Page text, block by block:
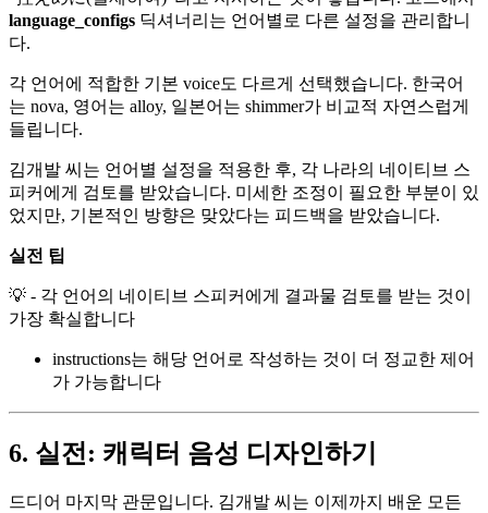
language_configs 딕셔너리는 언어별로 다른 설정을 관리합니
다.
각 언어에 적합한 기본 voice도 다르게 선택했습니다. 한국어
는 nova, 영어는 alloy, 일본어는 shimmer가 비교적 자연스럽게
들립니다.
김개발 씨는 언어별 설정을 적용한 후, 각 나라의 네이티브 스
피커에게 검토를 받았습니다. 미세한 조정이 필요한 부분이 있
었지만, 기본적인 방향은 맞았다는 피드백을 받았습니다.
실전 팁
💡 - 각 언어의 네이티브 스피커에게 결과물 검토를 받는 것이
가장 확실합니다
instructions는 해당 언어로 작성하는 것이 더 정교한 제어
가 가능합니다
6. 실전: 캐릭터 음성 디자인하기
드디어 마지막 관문입니다. 김개발 씨는 이제까지 배운 모든